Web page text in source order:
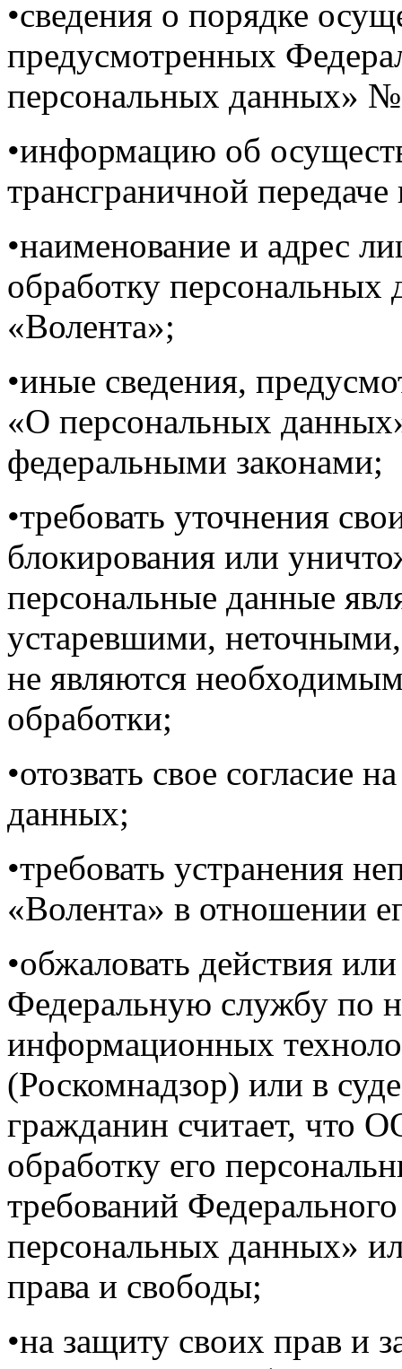
•сведения о порядке
предусмотренных
персональных данных»
•информацию об
трансграничной
•наименование и адрес
обработку
«Волента»;
•иные сведения,
«О персональных
федеральными законами;
•требовать уточнения
блокирования или
персональные данные
устаревшими,
не являются
обработки;
•отозвать свое согласие
данных;
•требовать устранения
«Волента» в отношении
•обжаловать действия
Федеральную службу по
информационных
(Роскомнадзор) или в
гражданин считает, что
обработку его
требований
персональных данных»
права и свободы;
•на защиту своих прав и